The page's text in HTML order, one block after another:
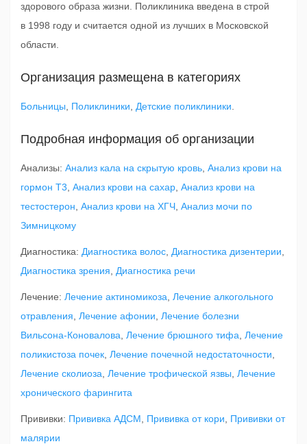
здорового образа жизни. Поликлиника введена в строй
в 1998 году и считается одной из лучших в Московской
области.
Организация размещена в категориях
Больницы Поликлиники Детские поликлиники
Подробная информация об организации
Анализы: Анализ кала на скрытую кровь Анализ крови на
гормон Т3 Анализ крови на сахар Анализ крови на
тестостерон Анализ крови на ХГЧ Анализ мочи по
Зимницкому
Диагностика: Диагностика волос Диагностика дизентерии
Диагностика зрения
Диагностика речи
Лечение: Лечение актиномикоза Лечение алкогольного
отравления Лечение афонии Лечение болезни
Вильсона-Коновалова Лечение брюшного тифа Лечение
поликистоза почек Лечение почечной недостаточности
Лечение сколиоза Лечение трофической язвы Лечение
хронического фарингита
Прививки: Прививка АДСМ Прививка от кори
Прививки от
малярии